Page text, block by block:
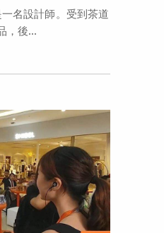
名設計師。受到茶道
，後...